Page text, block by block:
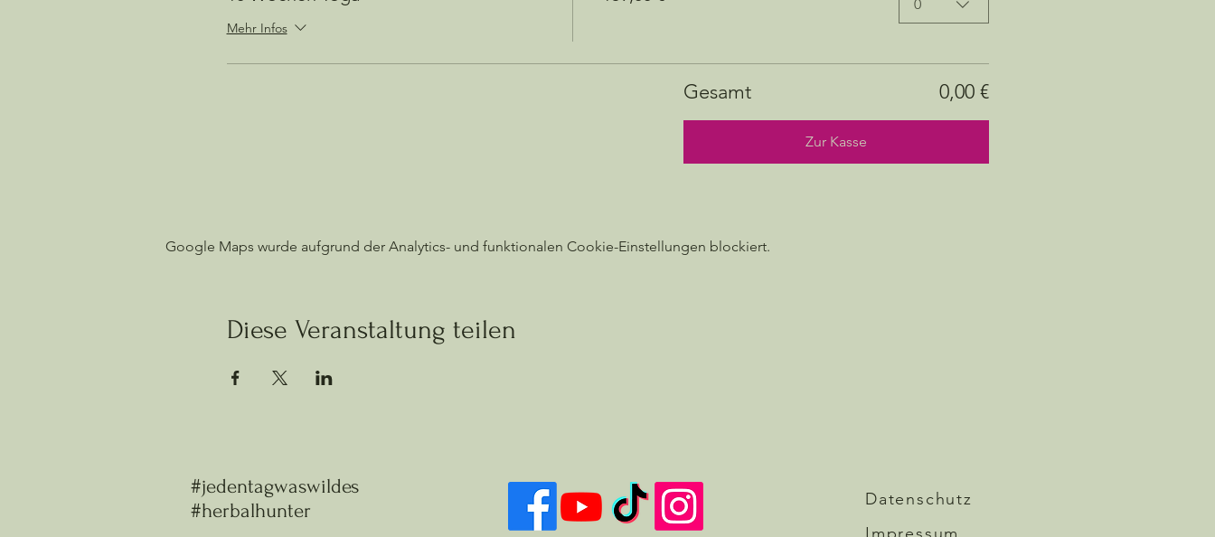
Mehr Infos
0
Gesamt 0,00 €
Zur Kasse
Google Maps wurde aufgrund der Analytics- und funktionalen Cookie-Einstellungen blockiert.
Diese Veranstaltung teilen
#jedentagwaswildes
#herbalhunter
Datenschutz